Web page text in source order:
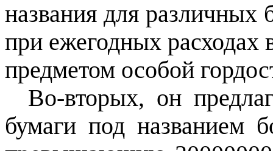
названия для различных
при ежегодных расходах
предметом особой
Во-вторых, он
бумаги под названием